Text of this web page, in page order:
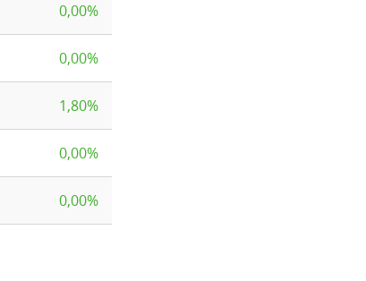
0,00%
0,00%
1,80%
0,00%
0,00%